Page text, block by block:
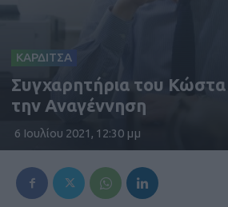
ΚΑΡΔΙΤΣΑ
Συγχαρητήρια του Κώστα
την Αναγέννηση
6 Ιουλίου 2021, 12:30 μμ